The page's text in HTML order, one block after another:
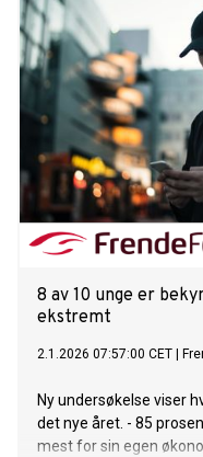
8 av 10 unge er
ekstremt
2.1.2026 07:57:00 CET
Ny undersøkelse viser
det nye året. - 85
mest for sin egen